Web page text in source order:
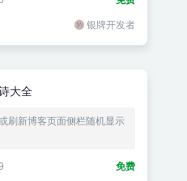
银牌开发者
大全
刷新博客页面侧栏随机显示
免费